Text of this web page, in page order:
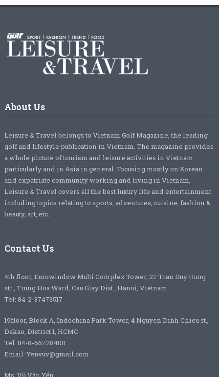
About Us
Leisure & Travel belongs to Vietnam Golf Magazine, the leading
golf and lifestyle publication in Vietnam. The magazine provides
a whole picture of tourism and leisure activities in Vietnam
particularly and in Asia in general. Focusing mostly on Korean
and expatriate community working and living in Vietnam,
Leisure & Travel covers all the best luxury life and entertainment
including topics relating to sports, adventures, cuisine, fashion &
beauty, art, etc.
Contact Us
4th floor, Eurowindow Multi Complex Tower, 27 Tran Duy Hung
str., Trung Hoa Ward, Cau Giay Dist., Hanoi, Vietnam.
Tel: 84-2-37473517
19floor, Block A, Indochina Park Tower, 4 Nguyen Dinh Chieu st.,
Dakao, District 1, HCMC
Tel: 84-8-66728400
Email: Yenvuv@gmail.com
Ms. Vũ Vân Yến